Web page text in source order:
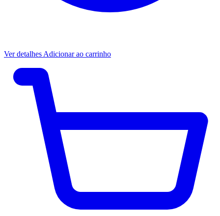
Ver detalhes Adicionar ao carrinho